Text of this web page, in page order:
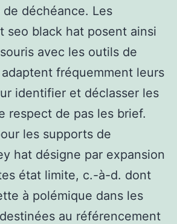
déchéance. Les
seo black hat posent ainsi
avec les outils de
fréquemment leurs
identifier et déclasser les
respect de pas les brief.
les supports de
hat désigne par expansion
état limite, c.-à-d. dont
à polémique dans les
au référencement